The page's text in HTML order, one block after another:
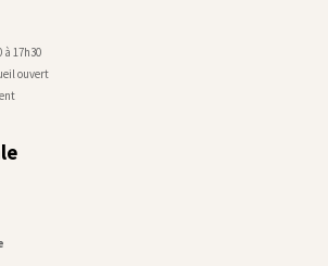
à 17h30
ouvert